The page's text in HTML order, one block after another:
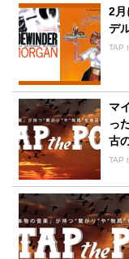
2
デ
TAP
マ
っ
古
TAP